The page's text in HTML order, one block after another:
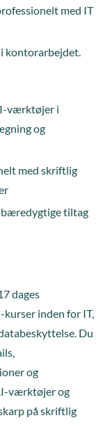
med IT
kontorarbejdet.
værktøjer i
og
med skriftlig
bæredygtige tiltag
dages
inden for IT,
Du
og
værktøjer og
på skriftlig